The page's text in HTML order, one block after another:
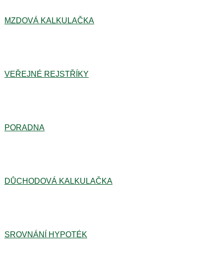
MZDOVÁ KALKULAČKA
VEŘEJNÉ REJSTŘÍKY
PORADNA
DŮCHODOVÁ KALKULAČKA
SROVNÁNÍ HYPOTÉK